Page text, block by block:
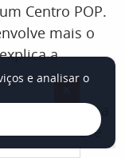
Centro POP.
mais o
a
consequência
sobre
mais
e analisar o